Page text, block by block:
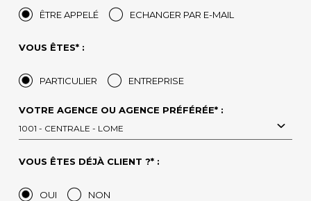
ÊTRE APPELÉ ECHANGER PAR E-MAIL
VOUS ÊTES* :
PARTICULIER ENTREPRISE
VOTRE AGENCE OU AGENCE PRÉFÉRÉE* :
1001 - CENTRALE - LOME
VOUS ÊTES DÉJÀ CLIENT ?* :
OUI NON